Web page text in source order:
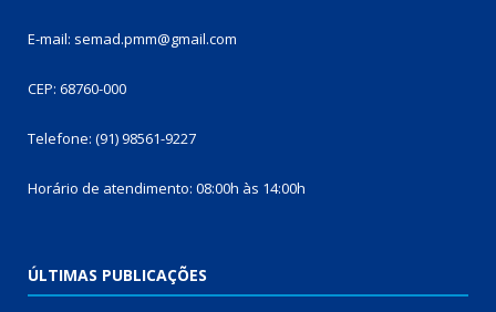
E-mail: semad.pmm@gmail.com
CEP: 68760-000
Telefone: (91) 98561-9227
Horário de atendimento: 08:00h às 14:00h
ÚLTIMAS PUBLICAÇÕES